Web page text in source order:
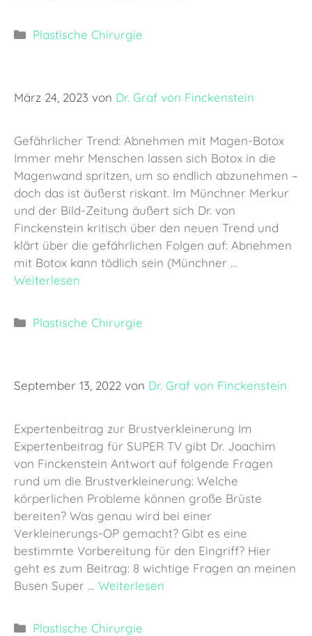
Kategorien
Plastische Chirurgie
März 24, 2023 von Dr. Graf von Finckenstein
Gefährlicher Trend: Abnehmen mit Magen-Botox
Immer mehr Menschen lassen sich Botox in die
Magenwand spritzen, um so endlich abzunehmen –
doch das ist äußerst riskant. Im Münchner Merkur
und der Bild-Zeitung äußert sich Dr. von
Finckenstein kritisch über den neuen Trend und
klärt über die gefährlichen Folgen auf: Abnehmen
mit Botox kann tödlich sein (Münchner …
Weiterlesen
Kategorien
Plastische Chirurgie
September 13, 2022 von Dr. Graf von Finckenstein
Expertenbeitrag zur Brustverkleinerung Im
Expertenbeitrag für SUPER TV gibt Dr. Joachim
von Finckenstein Antwort auf folgende Fragen
rund um die Brustverkleinerung: Welche
körperlichen Probleme können große Brüste
bereiten? Was genau wird bei einer
Verkleinerungs-OP gemacht? Gibt es eine
bestimmte Vorbereitung für den Eingriff? Hier
geht es zum Beitrag: 8 wichtige Fragen an meinen
Busen Super … Weiterlesen
Kategorien
Plastische Chirurgie